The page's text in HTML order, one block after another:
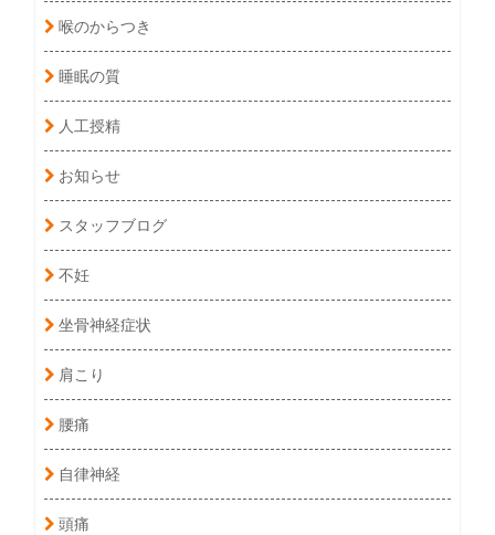
喉のからつき
睡眠の質
人工授精
お知らせ
スタッフブログ
不妊
坐骨神経症状
肩こり
腰痛
自律神経
頭痛